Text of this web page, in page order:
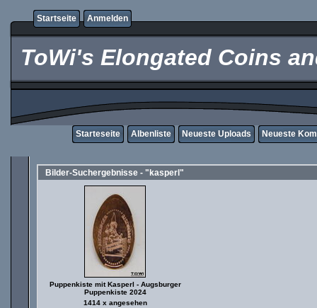
Startseite Anmelden
ToWi's Elongated Coins
Starteseite Albenliste Neueste Uploads Neueste
Bilder-Suchergebnisse - "kasperl"
Puppenkiste mit Kasperl - Augsburger
Puppenkiste 2024
1414 x angesehen